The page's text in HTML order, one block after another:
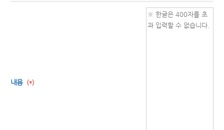
내용 (*)